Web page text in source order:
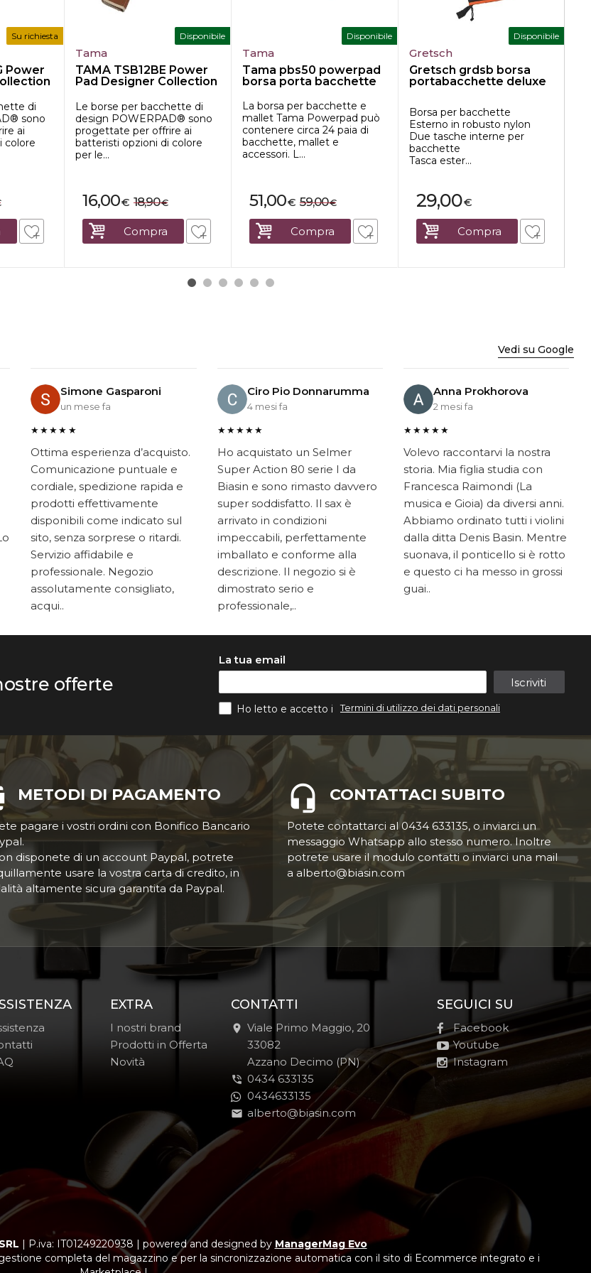
Su richiesta
Power
di
sono
ai
colore
Disponibile
Tama
TAMA TSB12BE Power
Pad Designer Collection
Le borse per bacchette di
design POWERPAD® sono
progettate per offrire ai
batteristi opzioni di colore
per le...
€
16,00 €
18,90
Compra
Disponibile
Tama
Tama pbs50 powerpad
borsa porta bacchette
La borsa per bacchette e
mallet Tama Powerpad può
contenere circa 24 paia di
bacchette, mallet e
accessori. L...
€
51,00 €
59,00
Compra
Disponibile
Gretsch
Gretsch grdsb borsa
portabacchette deluxe
Borsa per bacchette
Esterno in robusto nylon
Due tasche interne per
bacchette
Tasca ester...
€
29,00
Compra
Vedi su Google
Simone Gasparoni
un mese fa
★★★★★
Ottima esperienza d’acquisto.
Comunicazione puntuale e
cordiale, spedizione rapida e
prodotti effettivamente
disponibili come indicato sul
sito, senza sorprese o ritardi.
Servizio affidabile e
professionale. Negozio
assolutamente consigliato,
acqui..
Ciro Pio Donnarumma
4 mesi fa
★★★★★
Ho acquistato un Selmer
Super Action 80 serie I da
Biasin e sono rimasto davvero
super soddisfatto. Il sax è
arrivato in condizioni
impeccabili, perfettamente
imballato e conforme alla
descrizione. Il negozio si è
dimostrato serio e
professionale,..
Anna Prokhorova
2 mesi fa
★★★★★
Volevo raccontarvi la nostra
storia. Mia figlia studia con
Francesca Raimondi (La
musica e Gioia) da diversi anni.
Abbiamo ordinato tutti i violini
dalla ditta Denis Basin. Mentre
suonava, il ponticello si è rotto
e questo ci ha messo in grossi
guai..
offerte
La tua email
Iscriviti
Ho letto e accetto i Termini di utilizzo dei dati personali
METODI DI PAGAMENTO
pagare i vostri ordini con Bonifico Bancario
disponete di un account Paypal, potrete
usare la vostra carta di credito, in
altamente sicura garantita da Paypal.
CONTATTACI SUBITO
Potete contattarci al 0434 633135, o inviarci un
messaggio Whatsapp allo stesso numero. Inoltre
potrete usare il modulo contatti o inviarci una mail
a alberto@biasin.com
EXTRA
I nostri brand
Prodotti in Offerta
Novità
CONTATTI
Viale Primo Maggio, 20
-
33082
-
Azzano Decimo (PN)
0434 633135
0434633135
alberto@biasin.com
SEGUICI SU
Facebook
Youtube
Instagram
| P.iva: IT01249220938 | powered and designed by ManagerMag Evo
completa del magazzino e per la sincronizzazione automatica con il sito di Ecommerce integrato e i